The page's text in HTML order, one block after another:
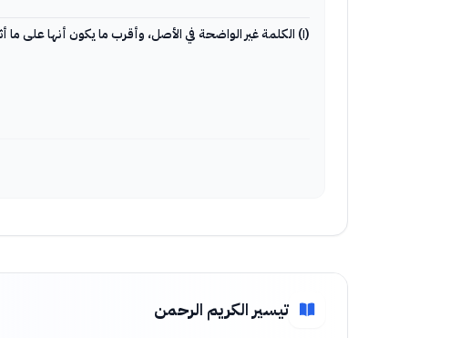
(١) الكلمة غير الواضحة في الأصل، وأقرب ما يكون أنها على ما أثبت والله أعلم.
تيسير الكريم الرحمن